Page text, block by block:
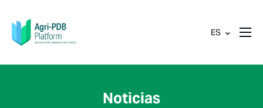
ES
Noticias